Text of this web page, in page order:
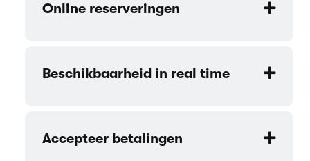
Online reserveringen
Beschikbaarheid in real time
Accepteer betalingen